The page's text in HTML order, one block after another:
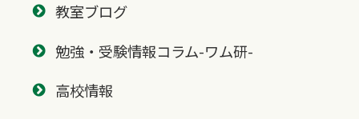
教室ブログ
勉強・受験情報コラム-ワム研-
高校情報